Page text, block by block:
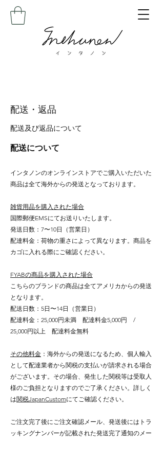
配送・返品
配送及び返品について
配送について
インタノンのオンラインストアでご購入いただいた
商品は全て海外からの発送となっております。
雑貨用品を購入された場合
国際郵便EMSにてお送りいたします。
発送日数：7〜10日（営業日）
配達料金：荷物の重さによって異なります。商品を
カゴに入れる際にご確認ください。
FYABの商品を購入された場合
こちらのブランドの商品は全てアメリカからの発送
となります。
配送日数：5日〜14日（営業日）
配達料金：25,000円未満 配達料金5,000円 /
25,000円以上 配達料金無料
その他料金 ：海外からの発送になるため、個人輸入
として配達業者から関税の支払いが請求される場合
がございます。その場合、発生した関税等は受取人
様のご負担となりますのでご了承ください。詳しく
は関税JapanCustomにてご確認ください。
ご注文完了後にご注文確認メール、発送後にはトラ
ッキングナンバーが記載された発送完了通知のメー